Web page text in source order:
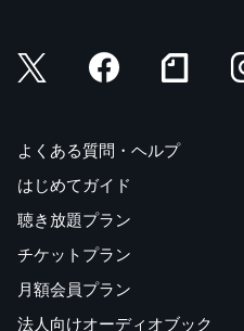
よくある質問・ヘルプ
はじめてガイド
聴き放題プラン
チケットプラン
月額会員プラン
法人向けオーディオブック